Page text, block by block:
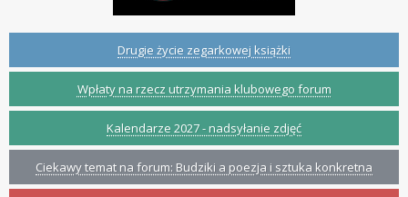
Drugie życie zegarkowej książki
Wpłaty na rzecz utrzymania klubowego forum
Kalendarze 2027 - nadsyłanie zdjęć
Ciekawy temat na forum: Budziki a poezja i sztuka konkretna